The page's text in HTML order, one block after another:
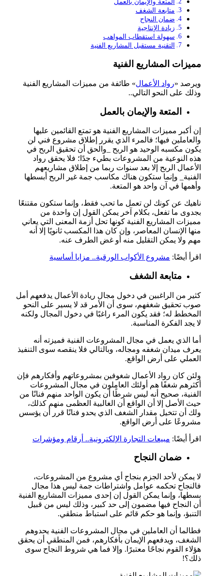
المتعة والإيمان بالعمل
متابعة الشغف
ضمان النجاح
زيادة الإنتاجية
سهولة استقطاب المواهب
التقنية مستقبل المشاريع الفنية
مميزات المشاريع الفنية
ويرصد «رواد الأعمال» طائفة من مميزات المشاريع الفنية
وذلك على النحو التالي..
المتعة والإيمان بالعمل
إن أكبر مميزات المشاريع الفنية هو تمتع القائمين عليها
والعاملين فيها؛ فالمرء الذي يقرر إطلاق مشروع فني لن
يكون مكسبه الوحيد هو الربح _والحق أن تحقيق الربح في
هذه النوعية من المشروعات بطيء جدًا؛ فلا يحقق رواد
الأعمال الربح إلا بعد سنوات ربما من إطلاق مشاريعهم
الفنية_ وإنما ستكون هناك مكاسب جمة غير الربح أبسطها
وأهمها في آن واحد هو المتعة.
ناهيك عن كونك لن تعمل ما تحب فقط، وإنما ستكون مقتنعًا
بجدوى ما تفعل، بكلام آخر يمكن القول إن واحدة من
مميزات المشاريع الفنية كونها تحل أزمة المعنى التي يعاني
منها الإنسان المعاصر، وإن كان هذا المكسب ثانويًا إلا أنه
مهم ولا يمكن التقليل منه أو غض الطرف عنه.
اقرأ أيضًا: مشروع الأكواب الورقية.. مزايا أساسية
متابعة الشغف
كثير من الراغبين في دخول مجال ريادة الأعمال يدفعهم أمل
صوب تحقيق شغفهم، سوى أن الأمر قد لا يسير على النحو
المخطط له؛ فقد يكون المرء راغبًا في دخول المجال ولكنه
لا يجد الفكرة المناسبة.
أما الذي يعمل في مجال المشروعات الفنية فميزته أنه
يعرف ميدان شغفه ومجاله، وبالتالي فلا ينقصه سوى التنفيذ
العملي على أرض الواقع.
ولئن كان رواد الأعمال شغوفين بمشروعاتهم وأفكارهم فإن
أكثرهم شغفًا هم أولئك العاملون في مجال المشروعات
الفنية، صحيح أنه ليس شرطًا أن يكون الواحد منهم فنانًا من
حيث الأصل إلا أن الواقع أن الغالبية العظمى منهم كذلك،
ولك أن تتخيل مقدار الشغف الذي يحدو فنانًا قرر أن يؤسس
مشروعًا على أرض الواقع.
اقرأ أيضًا: مبيعات التجارة الإلكترونية.. أرقام ومؤشرات
ضمان النجاح
لا يمكن لأحد الجزم بنجاح أي مشروع من المشروعات،
فالنجاح تحكمه عوامل واشتراطات جمة ليس هذا مجال
بسطها، وإنما يمكن القول إن إحدى مميزات المشاريع الفنية
أن النجاح فيها مضمون إلى حد كبير، وذلك ليس من قبيل
التنبؤ، وإنما هو حكم قائم على استباط منطقي.
فطالما أن العاملين في مجال المشروعات الفنية يحدوهم
الشغف، ويدفعهم الإيمان بأفكارهم، فمن المنطقي أن يحقق
هؤلاء القوم نجاحًا معتبرًا. وإلا فما هي شروط النجاح سوى
ذلك؟!